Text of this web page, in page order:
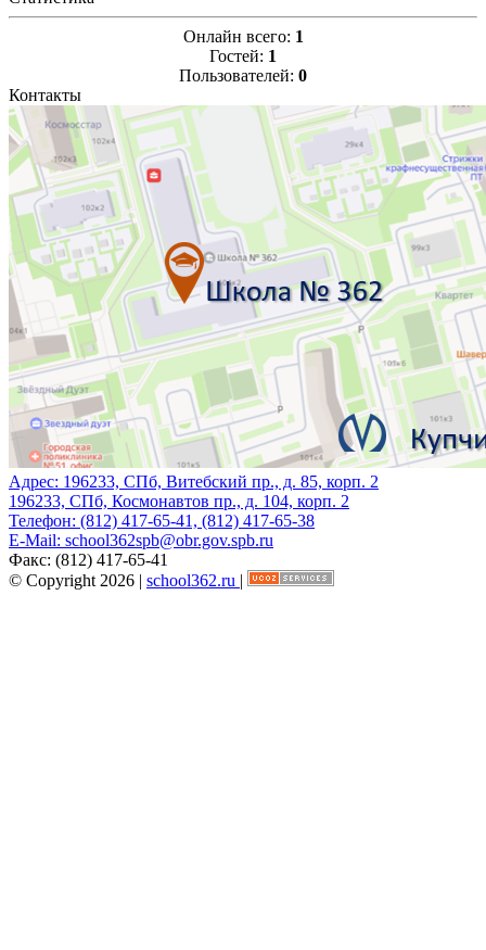
Онлайн всего: 1
Гостей: 1
Пользователей: 0
Контакты
Адрес: 196233, СПб, Витебский пр., д. 85, корп. 2
196233, СПб, Космонавтов пр., д. 104, корп. 2
Телефон: (812) 417-65-41, (812) 417-65-38
E-Mail: school362spb@obr.gov.spb.ru
Факс: (812) 417-65-41
© Copyright 2026 | school362.ru |